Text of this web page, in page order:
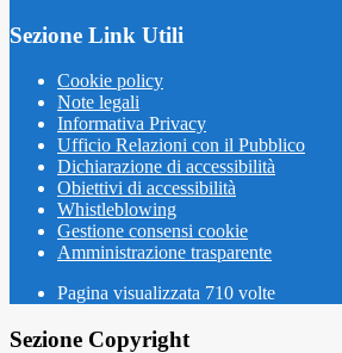
Sezione Link Utili
Cookie policy
Note legali
Informativa Privacy
Ufficio Relazioni con il Pubblico
Dichiarazione di accessibilità
Obiettivi di accessibilità
Whistleblowing
Gestione consensi cookie
Amministrazione trasparente
Pagina visualizzata 710 volte
Sezione Copyright